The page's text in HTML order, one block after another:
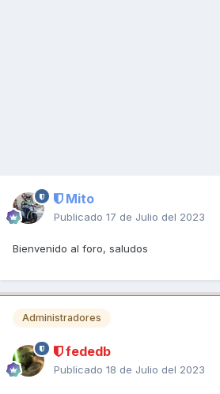
Mito
Publicado 17 de Julio del 2023
Bienvenido al foro, saludos
Administradores
fededb
Publicado 18 de Julio del 2023